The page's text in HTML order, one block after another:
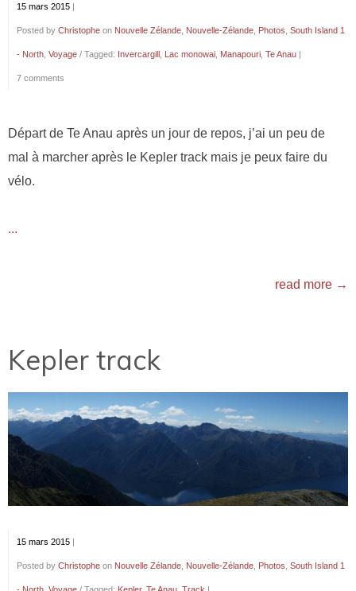
15 mars 2015 |
Posted by Christophe on Nouvelle Zélande Nouvelle-Zélande Photos South Island 1
- North Voyage / Tagged: Invercargill Lac monowai Manapouri Te Anau |
7 comments
Départ de Te Anau après un jour de repos, j’ai un peu de
mal à marcher après le Kepler track mais je peux faire du
vélo.
...
read more →
Kepler track
15 mars 2015 |
Posted by Christophe on Nouvelle Zélande Nouvelle-Zélande Photos South Island 1